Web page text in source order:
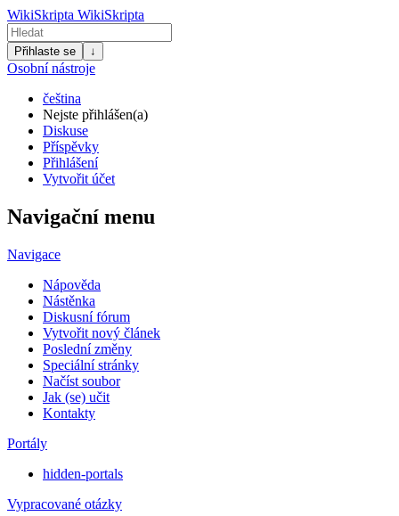
WikiSkripta WikiSkripta
Přihlaste se ↓
Osobní nástroje
čeština
Nejste přihlášen(a)
Diskuse
Příspěvky
Přihlášení
Vytvořit účet
Navigační menu
Navigace
Nápověda
Nástěnka
Diskusní fórum
Vytvořit nový článek
Poslední změny
Speciální stránky
Načíst soubor
Jak (se) učit
Kontakty
Portály
hidden-portals
Vypracované otázky